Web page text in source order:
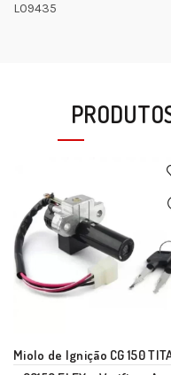
L09435
Miolo de Ignição CG 150